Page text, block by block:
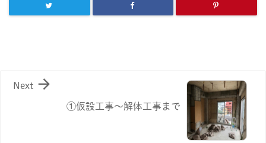
①仮設工事〜解体工事まで

Next